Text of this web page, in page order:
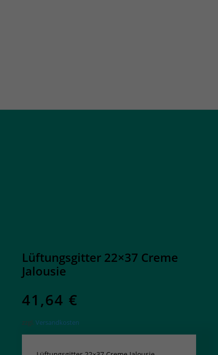
Lüftungsgitter 22×37 Creme
Jalousie
41,64 €
zzgl. Versandkosten